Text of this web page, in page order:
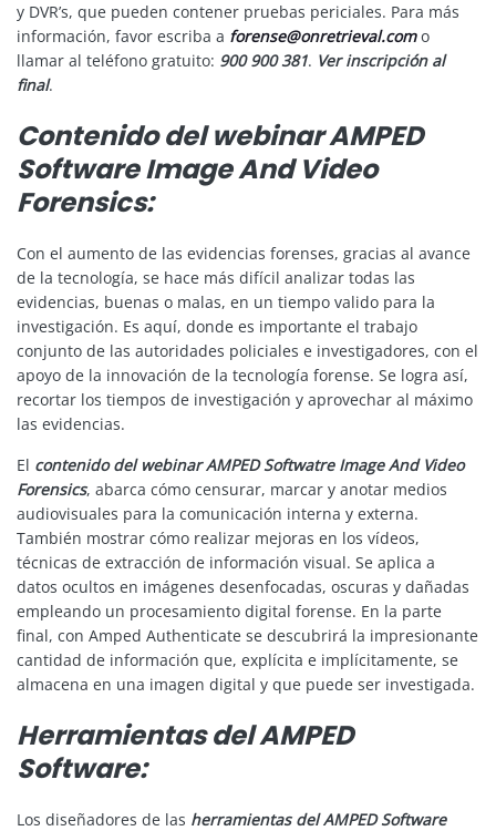
y DVR’s, que pueden contener pruebas periciales. Para más
información, favor escriba a forense@onretrieval.como
llamar al teléfono gratuito: 900 900 381. Ver inscripción al
final.
Contenido del webinar AMPED
Software Image And Video
Forensics:
Con el aumento de las evidencias forenses, gracias al avance
de la tecnología, se hace más difícil analizar todas las
evidencias, buenas o malas, en un tiempo valido para la
investigación. Es aquí, donde es importante el trabajo
conjunto de las autoridades policiales e investigadores, con el
apoyo de la innovación de la tecnología forense. Se logra así,
recortar los tiempos de investigación y aprovechar al máximo
las evidencias.
El contenido del webinar AMPED Softwatre Image And Video
Forensics, abarca cómo censurar, marcar y anotar medios
audiovisuales para la comunicación interna y externa.
También mostrar cómo realizar mejoras en los vídeos,
técnicas de extracción de información visual. Se aplica a
datos ocultos en imágenes desenfocadas, oscuras y dañadas
empleando un procesamiento digital forense. En la parte
final, con Amped Authenticate se descubrirá la impresionante
cantidad de información que, explícita e implícitamente, se
almacena en una imagen digital y que puede ser investigada.
Herramientas del AMPED
Software:
Los diseñadores de las herramientas del AMPED Software